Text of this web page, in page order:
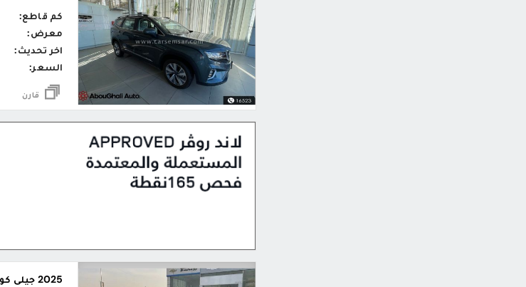
كم قاطع:
معرض:
اخر تحديث:
السعر:
قارن
2025 جيلي كولراي